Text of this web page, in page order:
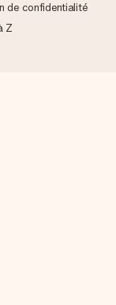
de confidentialité
Z